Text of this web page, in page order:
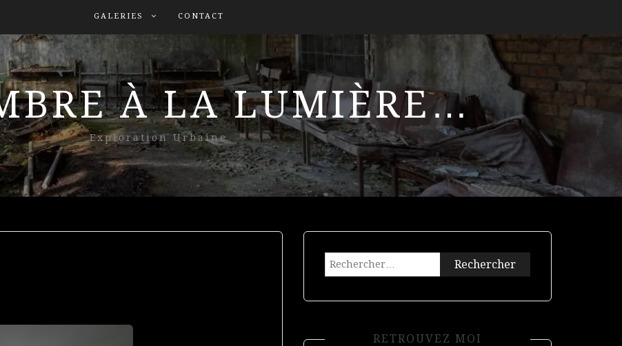
GALERIES CONTACT
À LA LUMIÈRE…
Exploration Urbaine
Rechercher :
RETROUVEZ MOI